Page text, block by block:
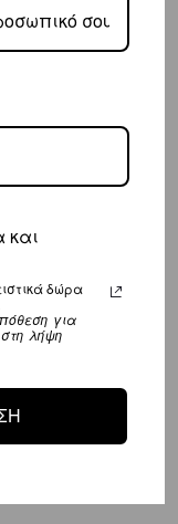
3-10 εργάσιμες
ημερομηνία αγοράς
αναφέρετε τους
επιστροφή,
σε ένα
ή Eurobank) που
το
και
δώρα
για
λήψη